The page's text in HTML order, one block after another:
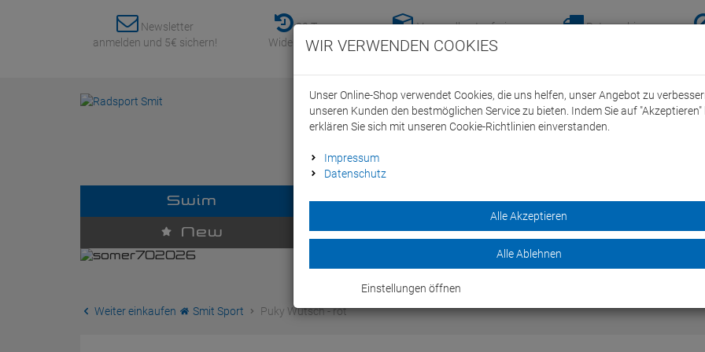
Newsletter
anmelden und 5€ sichern!
30 Tage
Widerrufsrecht
Versandkostenfreie-
Lieferung nach
Retoure hier
Swim Dein Swim Team Bike
New Marken Sale
Weiter einkaufen Smit Sport Puky Wutsch - rot
WIR VERWENDEN COOKIES
Unser Online-Shop verwendet Cookies, die uns helfen, unser Angebot zu
unseren Kunden den bestmöglichen Service zu bieten. Indem Sie auf "Akzeptieren"
erklären Sie sich mit unseren Cookie-Richtlinien einverstanden.
Impressum
Datenschutz
Alle Akzeptieren
Alle Ablehnen
Einstellungen öffnen